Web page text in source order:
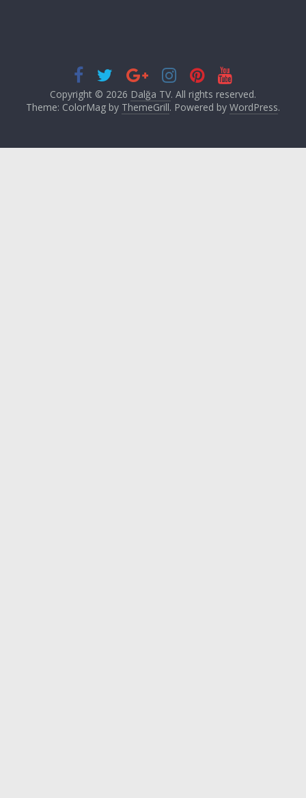
Copyright © 2026 Dalğa TV. All rights reserved.
Theme: ColorMag by ThemeGrill. Powered by WordPress.